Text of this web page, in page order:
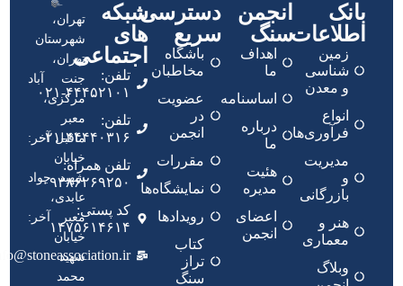
بانک
اطلاعات
زمین
شناسی
و معدن
انواع
فرآوری‌ها
مدیریت
و
بازرگانی
هنر و
معماری
وبلاگ
انجمن
سنگ
اهداف
ما
اساسنامه
درباره
ما
هئیت
مدیره
اعضای
انجمن
دسترسی
سریع
باشگاه
مخاطبان
عضویت
در
انجمن
مقررات
نمایشگاه‌ها
رویدادها
کتاب
تراز
سنگ
شبکه
های
اجتماعی
تلفن:
۴۴۴۵۲۱۰۱-۰۲۱
تلفن:
۴۴۴۴۰۳۱۶-۰۲۱
تلفن همراه:
۰۹۳۸۶۲۶۹۲۵۰
کد پستی:
۱۴۷۵۶۱۴۶۱۴
تهران،
شهرستان
تهران،
جنت آباد
مرکزی،
معبر
ماقبل آخر:
خیابان
شهید جواد
عابدی،
معبر آخر:
خیابان
شهید
محمد